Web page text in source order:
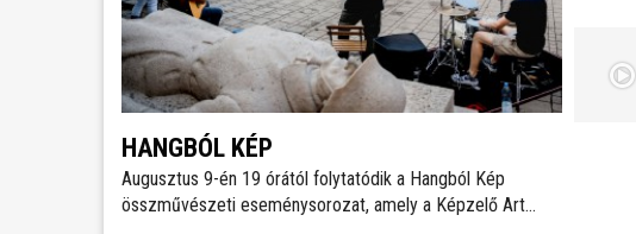
HANGBÓL KÉP
Augusztus 9-én 19 órától folytatódik a Hangból Kép
összművészeti eseménysorozat, amely a Képzelő Art